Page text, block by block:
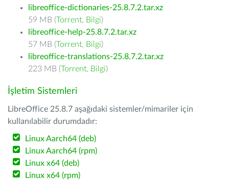
libreoffice-dictionaries-25.8.7.2.tar.xz
59 MB (Torrent, Bilgi)
libreoffice-help-25.8.7.2.tar.xz
57 MB (Torrent, Bilgi)
libreoffice-translations-25.8.7.2.tar.xz
223 MB (Torrent, Bilgi)
İşletim Sistemleri
LibreOffice 25.8.7 aşağıdaki sistemler/mimariler için
kullanılabilir durumdadır:
Linux Aarch64 (deb)
Linux Aarch64 (rpm)
Linux x64 (deb)
Linux x64 (rpm)